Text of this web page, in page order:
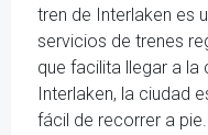
tren de Interlaken es
servicios de trenes
que facilita llegar a la
Interlaken, la ciudad
fácil de recorrer a